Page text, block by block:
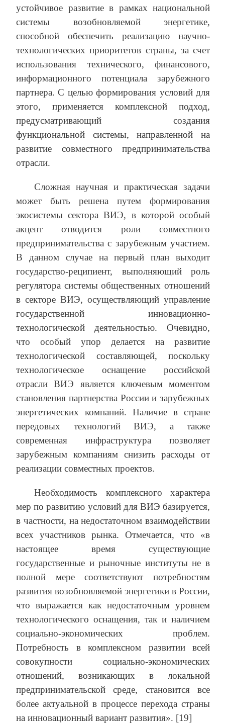
устойчивое развитие в рамках национальной
системы возобновляемой энергетике,
способной обеспечить реализацию научно-
технологических приоритетов страны, за счет
использования технического, финансового,
информационного потенциала зарубежного
партнера. С целью формирования условий для
этого, применяется комплексной подход,
предусматривающий создания
функциональной системы, направленной на
развитие совместного предпринимательства
отрасли.
Сложная научная и практическая задачи
может быть решена путем формирования
экосистемы сектора ВИЭ, в которой особый
акцент отводится роли совместного
предпринимательства с зарубежным участием.
В данном случае на первый план выходит
государство-реципиент, выполняющий роль
регулятора системы общественных отношений
в секторе ВИЭ, осуществляющий управление
государственной инновационно-
технологической деятельностью. Очевидно,
что особый упор делается на развитие
технологической составляющей, поскольку
технологическое оснащение российской
отрасли ВИЭ является ключевым моментом
становления партнерства России и зарубежных
энергетических компаний. Наличие в стране
передовых технологий ВИЭ, а также
современная инфраструктура позволяет
зарубежным компаниям снизить расходы от
реализации совместных проектов.
Необходимость комплексного характера
мер по развитию условий для ВИЭ базируется,
в частности, на недостаточном взаимодействии
всех участников рынка. Отмечается, что «в
настоящее время существующие
государственные и рыночные институты не в
полной мере соответствуют потребностям
развития возобновляемой энергетики в России,
что выражается как недостаточным уровнем
технологического оснащения, так и наличием
социально-экономических проблем.
Потребность в комплексном развитии всей
совокупности социально-экономических
отношений, возникающих в локальной
предпринимательской среде, становится все
более актуальной в процессе перехода страны
на инновационный вариант развития». [19]